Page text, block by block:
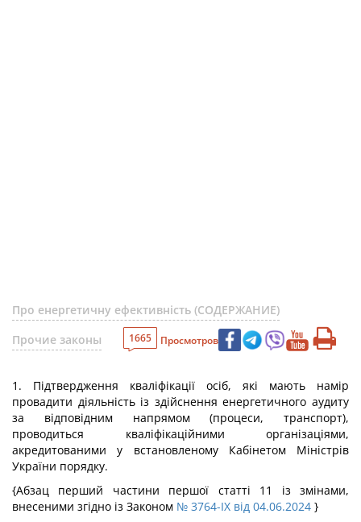
Про енергетичну ефективність (СОДЕРЖАНИЕ)
Прочие законы
1665 Просмотров
1. Підтвердження кваліфікації осіб, які мають намір
провадити діяльність із здійснення енергетичного аудиту
за відповідним напрямом (процеси, транспорт),
проводиться кваліфікаційними організаціями,
акредитованими у встановленому Кабінетом Міністрів
України порядку.
{Абзац перший частини першої статті 11 із змінами,
внесеними згідно із Законом № 3764-IX від 04.06.2024 }